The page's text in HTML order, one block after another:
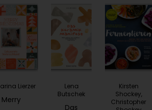
Lierzer
Merry
Lena
Butschek
Das
Kirsten
Shockey,
Christopher